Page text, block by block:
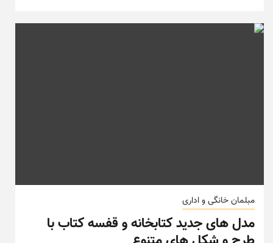
مبلمان خانگی و اداری
مدل های جدید کتابخانه و قفسه کتاب با